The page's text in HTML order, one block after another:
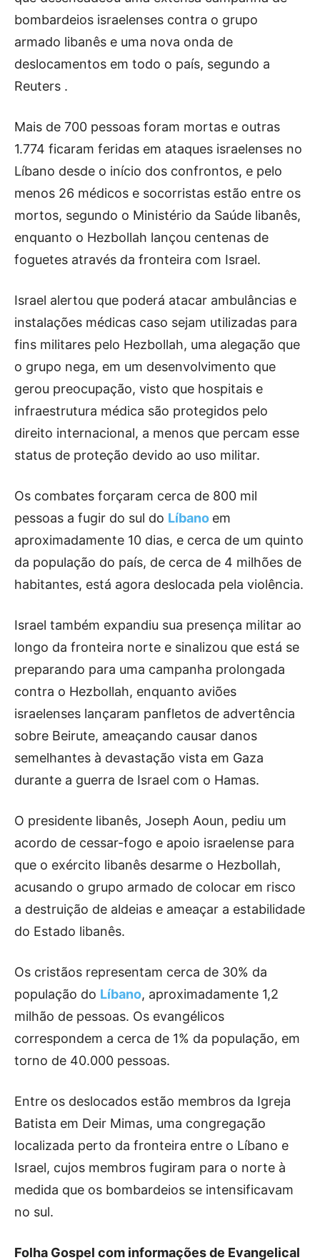
bombardeios israelenses contra o grupo
armado libanês e uma nova onda de
deslocamentos em todo o país, segundo a
Reuters .
Mais de 700 pessoas foram mortas e outras
1.774 ficaram feridas em ataques israelenses no
Líbano desde o início dos confrontos, e pelo
menos 26 médicos e socorristas estão entre os
mortos, segundo o Ministério da Saúde libanês,
enquanto o Hezbollah lançou centenas de
foguetes através da fronteira com Israel.
Israel alertou que poderá atacar ambulâncias e
instalações médicas caso sejam utilizadas para
fins militares pelo Hezbollah, uma alegação que
o grupo nega, em um desenvolvimento que
gerou preocupação, visto que hospitais e
infraestrutura médica são protegidos pelo
direito internacional, a menos que percam esse
status de proteção devido ao uso militar.
Os combates forçaram cerca de 800 mil
pessoas a fugir do sul do Líbano em
aproximadamente 10 dias, e cerca de um quinto
da população do país, de cerca de 4 milhões de
habitantes, está agora deslocada pela violência.
Israel também expandiu sua presença militar ao
longo da fronteira norte e sinalizou que está se
preparando para uma campanha prolongada
contra o Hezbollah, enquanto aviões
israelenses lançaram panfletos de advertência
sobre Beirute, ameaçando causar danos
semelhantes à devastação vista em Gaza
durante a guerra de Israel com o Hamas.
O presidente libanês, Joseph Aoun, pediu um
acordo de cessar-fogo e apoio israelense para
que o exército libanês desarme o Hezbollah,
acusando o grupo armado de colocar em risco
a destruição de aldeias e ameaçar a estabilidade
do Estado libanês.
Os cristãos representam cerca de 30% da
população do Líbano, aproximadamente 1,2
milhão de pessoas. Os evangélicos
correspondem a cerca de 1% da população, em
torno de 40.000 pessoas.
Entre os deslocados estão membros da Igreja
Batista em Deir Mimas, uma congregação
localizada perto da fronteira entre o Líbano e
Israel, cujos membros fugiram para o norte à
medida que os bombardeios se intensificavam
no sul.
Folha Gospel com informações de Evangelical